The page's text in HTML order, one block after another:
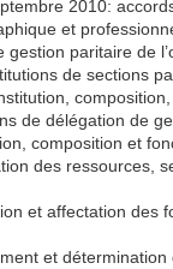
2010:
et
gestion paritaire de
de sections
de délégation de
composition et
des ressources,
et affectation des
et